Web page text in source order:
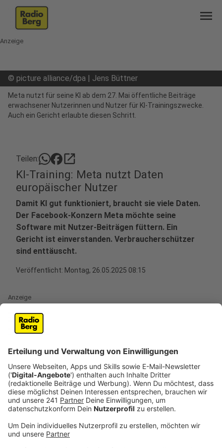
menu
Anzeige
© picture alliance/dpa | Jens Büttner
Meta nutzt für seine KI ab dem 27. Mai öffentliche Beiträge
erwachsener Nutzerinnen und Nutzer für KI-Trainingszwecke.
Auch ein Gericht erlaubte diesen Schritt.
Teilen: open_in_new
KI-Training: Meta nutzt Daten
europäischer Nutzer
Damit KI gut funktioniert, braucht sie viele Daten.
Der Facebook-Konzern Meta möchte seine
Software mit Nutzer-Beiträgen füttern. Ein
Gericht ist einverstanden. Verbraucherschützer
sind enttäuscht.
Veröffentlicht: Montag, 26.05.2025 08:15
Anzeige
Meta will ab dem 27. Mai in seinen Diensten Facebook
Nutzerinnen und Nutzer für KI-Trainingszwecke
verwenden. "Wir tun dies auf Grund eines berechtigten
Interesses, um KI bei Meta zu entwickeln und weiter
zu verbessern", hatte der Konzern seinen Nutzern
mitgeteilt. Die Daten können verwendet werden, wenn
nicht aktiv widersprechen
die Verbraucherzentrale NRW geklagt und ist vor dem
Oberlandesgericht Köln gescheitert.